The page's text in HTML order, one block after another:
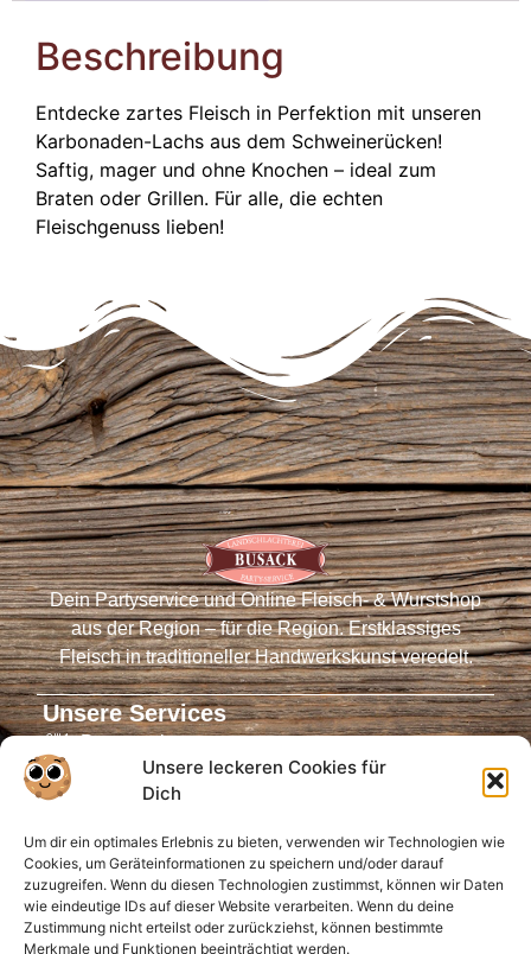
Unsere leckeren Cookies für
Dich
Um dir ein optimales Erlebnis zu bieten, verwenden wir Technologien wie
Cookies, um Geräteinformationen zu speichern und/oder darauf
zuzugreifen. Wenn du diesen Technologien zustimmst, können wir Daten
wie eindeutige IDs auf dieser Website verarbeiten. Wenn du deine
Zustimmung nicht erteilst oder zurückziehst, können bestimmte
Merkmale und Funktionen beeinträchtigt werden.
Beschreibung
Entdecke zartes Fleisch in Perfektion mit unseren
Karbonaden-Lachs aus dem Schweinerücken!
Saftig, mager und ohne Knochen – ideal zum
Braten oder Grillen. Für alle, die echten
Fleischgenuss lieben!
Dein Partyservice und Online Fleisch- & Wurstshop
aus der Region – für die Region. Erstklassiges
Fleisch in traditioneller Handwerkskunst veredelt.
Unsere Services
Partyservice
Fleischautomaten
Virtueller Tresen
Öffnungszeiten
Infos für Dich